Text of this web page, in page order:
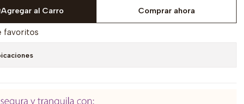
Agregar al Carro Comprar ahora
favoritos